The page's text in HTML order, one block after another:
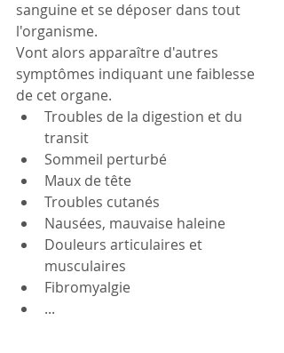
sanguine et se déposer dans tout
l'organisme.
Vont alors apparaître d'autres
symptômes indiquant une faiblesse
de cet organe.
Troubles de la digestion et du
transit
Sommeil perturbé
Maux de tête
Troubles cutanés
Nausées, mauvaise haleine
Douleurs articulaires et
musculaires
Fibromyalgie
...